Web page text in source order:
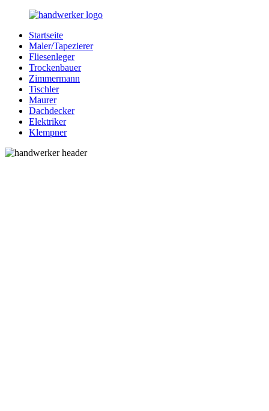
Zurück
Inhalt
Bessere-
Handwerker.de
Handwerker
Ihrer
Nähe
Startseite
Maler/Tapezierer
Fliesenleger
Trockenbauer
Zimmermann
Tischler
Maurer
Dachdecker
Elektriker
Klempner